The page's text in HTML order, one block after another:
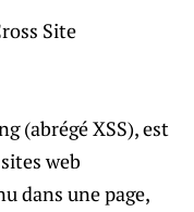
Site
(abrégé XSS), est
web
dans une page,